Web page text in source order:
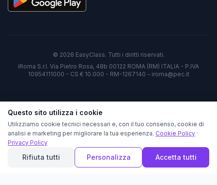
Questo sito utilizza i cookie
Utilizziamo cookie tecnici necessari e, con il tuo consenso, cookie di
analisi e marketing per migliorare la tua esperienza. Cookie Policy ·
Privacy Policy
Rifiuta tutti Personalizza Accetta tutti
© 2026 EasyClass. Tutti i diritti riservati.
iRoma S.r.l. Via Pietro Rosa, 48b 00122 ROMA (RM) ITALIA - P.IVA
10954111000 - CS € 10.000 - RM-1267140 - iroma@pec.it